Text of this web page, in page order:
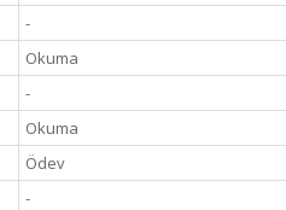
-
Okuma
-
Okuma
Ödev
-